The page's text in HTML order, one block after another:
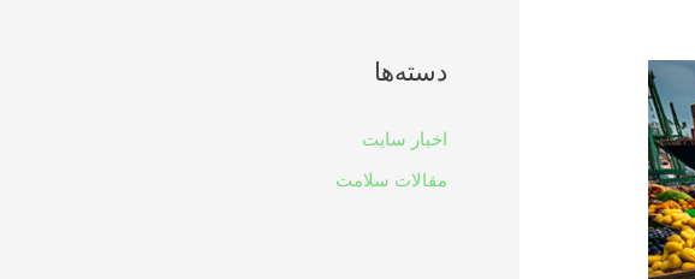
دسته‌ها
اخبار سایت
مقالات سلامت